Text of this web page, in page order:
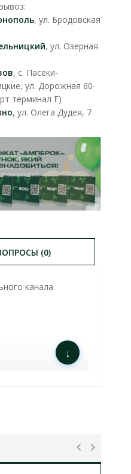
, ул. Бродовская
, ул. Озерная
, с. Пасеки-
ул. Дорожная 60-
терминал F)
, ул. Олега Дудея, 7
(0)
канала
↓